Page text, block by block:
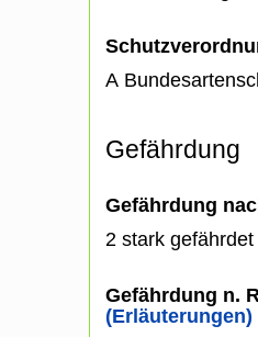
A
Gefährdung
Gefährdung
2 stark gefährdet
Gefährdung n.
(Erläuterungen)